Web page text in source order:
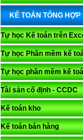
KẾ TOÁN TỔNG HỢP
Tự học Kế toán trên
Tự học Phần mềm kế
Tự học phần mềm kế
Tài sản cố định - CCDC
Kế toán kho
Kế toán bán hàng